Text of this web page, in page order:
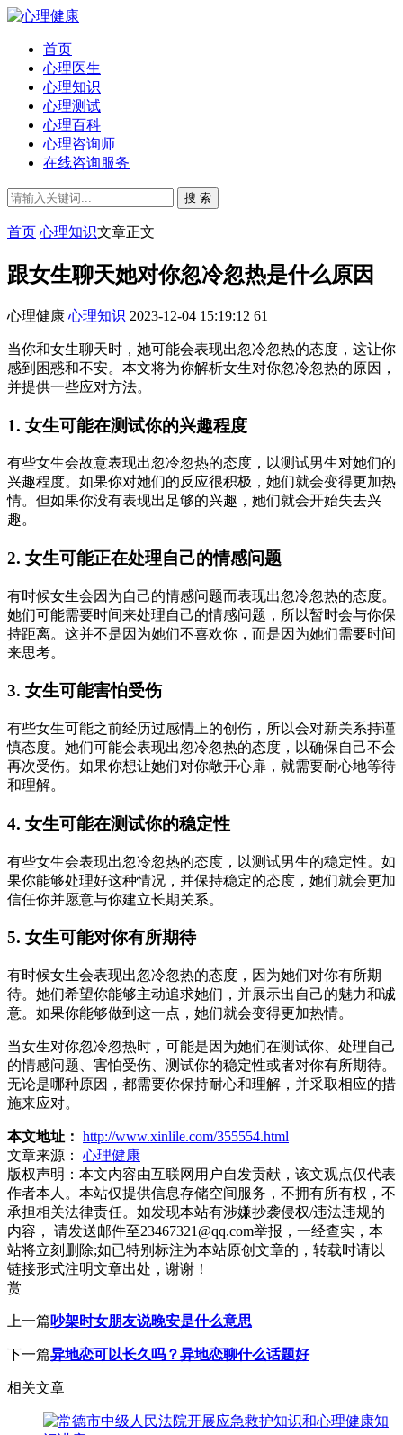
首页
心理医生
心理知识
心理测试
心理百科
心理咨询师
在线咨询服务
搜 索
首页 心理知识文章正文
跟女生聊天她对你忽冷忽热是什么原因
心理健康 心理知识 2023-12-04 15:19:12 61
当你和女生聊天时，她可能会表现出忽冷忽热的态度，这让你
感到困惑和不安。本文将为你解析女生对你忽冷忽热的原因，
并提供一些应对方法。
1. 女生可能在测试你的兴趣程度
有些女生会故意表现出忽冷忽热的态度，以测试男生对她们的
兴趣程度。如果你对她们的反应很积极，她们就会变得更加热
情。但如果你没有表现出足够的兴趣，她们就会开始失去兴
趣。
2. 女生可能正在处理自己的情感问题
有时候女生会因为自己的情感问题而表现出忽冷忽热的态度。
她们可能需要时间来处理自己的情感问题，所以暂时会与你保
持距离。这并不是因为她们不喜欢你，而是因为她们需要时间
来思考。
3. 女生可能害怕受伤
有些女生可能之前经历过感情上的创伤，所以会对新关系持谨
慎态度。她们可能会表现出忽冷忽热的态度，以确保自己不会
再次受伤。如果你想让她们对你敞开心扉，就需要耐心地等待
和理解。
4. 女生可能在测试你的稳定性
有些女生会表现出忽冷忽热的态度，以测试男生的稳定性。如
果你能够处理好这种情况，并保持稳定的态度，她们就会更加
信任你并愿意与你建立长期关系。
5. 女生可能对你有所期待
有时候女生会表现出忽冷忽热的态度，因为她们对你有所期
待。她们希望你能够主动追求她们，并展示出自己的魅力和诚
意。如果你能够做到这一点，她们就会变得更加热情。
当女生对你忽冷忽热时，可能是因为她们在测试你、处理自己
的情感问题、害怕受伤、测试你的稳定性或者对你有所期待。
无论是哪种原因，都需要你保持耐心和理解，并采取相应的措
施来应对。
本文地址： http://www.xinlile.com/355554.html
文章来源：
心理健康
版权声明： 本文内容由互联网用户自发贡献，该文观点仅代表
作者本人。本站仅提供信息存储空间服务，不拥有所有权，不
承担相关法律责任。如发现本站有涉嫌抄袭侵权/违法违规的
内容， 请发送邮件至23467321@qq.com举报，一经查实，本
站将立刻删除;如已特别标注为本站原创文章的，转载时请以
链接形式注明文章出处，谢谢！
赏
上一篇吵架时女朋友说晚安是什么意思
下一篇异地恋可以长久吗？异地恋聊什么话题好
相关文章